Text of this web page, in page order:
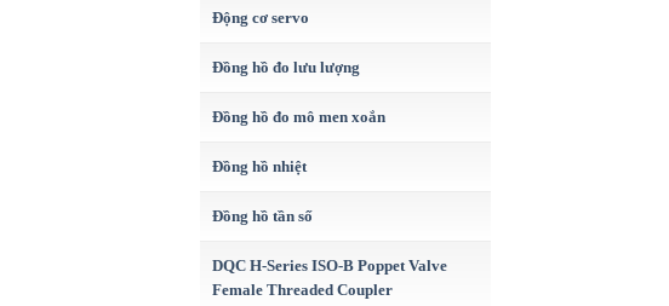
Động cơ servo
Đồng hồ đo lưu lượng
Đồng hồ đo mô men xoắn
Đồng hồ nhiệt
Đồng hồ tần số
DQC H-Series ISO-B Poppet Valve
Female Threaded Coupler